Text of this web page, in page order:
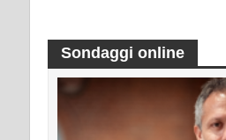
Sondaggi online